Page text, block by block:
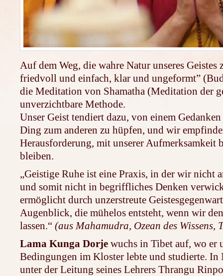
Auf dem Weg, die wahre Natur unseres Geistes
friedvoll und einfach, klar und ungeformt”
die Meditation von Shamatha (Meditation der
unverzichtbare Methode.
Unser Geist tendiert dazu, von einem
Ding zum anderen zu hüpfen, und wir
Herausforderung, mit unserer Aufmerksamkeit
bleiben.
„Geistige Ruhe ist eine Praxis, in der wir nicht
und somit nicht in begriffliches Denken
ermöglicht durch unzerstreute
Augenblick, die mühelos entsteht, wenn wir
lassen.“ (aus Mahamudra, Ozean des Wissens,
Lama Kunga Dorje wuchs in Tibet auf, wo er
Bedingungen im Kloster lebte und studierte. In
unter der Leitung seines Lehrers Thrangu